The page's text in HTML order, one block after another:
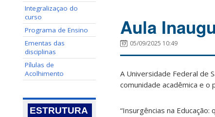
Integralizaçao do
curso
Programa de Ensino
Ementas das
disciplinas
Pílulas de
Acolhimento
ESTRUTURA
Aula
05/09/2025 10:49
A Universidade Federal de
comunidade acadêmica e o
“Insurgências na